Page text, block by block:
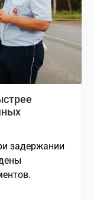
задержании